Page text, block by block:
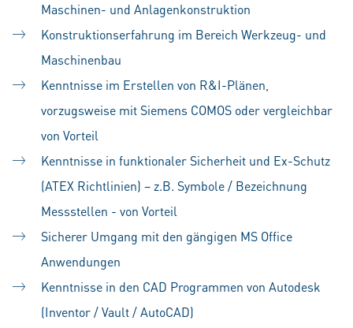
Maschinen- und Anlagenkonstruktion
Konstruktionserfahrung im Bereich Werkzeug- und
Maschinenbau
Kenntnisse im Erstellen von R&I-Plänen,
vorzugsweise mit Siemens COMOS oder vergleichbar
von Vorteil
Kenntnisse in funktionaler Sicherheit und Ex-Schutz
(ATEX Richtlinien) – z.B. Symbole / Bezeichnung
Messstellen - von Vorteil
Sicherer Umgang mit den gängigen MS Office
Anwendungen
Kenntnisse in den CAD Programmen von Autodesk
(Inventor / Vault / AutoCAD)